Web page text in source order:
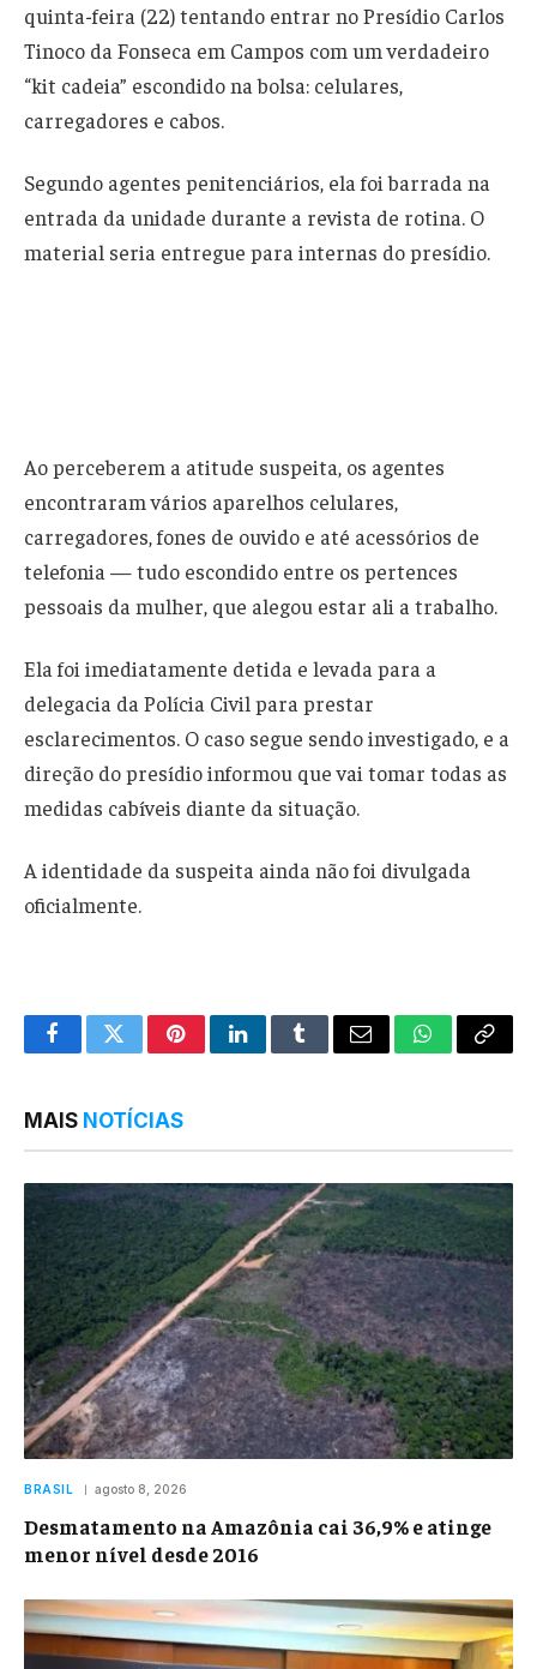
quinta-feira (22) tentando entrar no Presídio Carlos
Tinoco da Fonseca em Campos com um verdadeiro
“kit cadeia” escondido na bolsa: celulares,
carregadores e cabos.
Segundo agentes penitenciários, ela foi barrada na
entrada da unidade durante a revista de rotina. O
material seria entregue para internas do presídio.
Ao perceberem a atitude suspeita, os agentes
encontraram vários aparelhos celulares,
carregadores, fones de ouvido e até acessórios de
telefonia — tudo escondido entre os pertences
pessoais da mulher, que alegou estar ali a trabalho.
Ela foi imediatamente detida e levada para a
delegacia da Polícia Civil para prestar
esclarecimentos. O caso segue sendo investigado, e a
direção do presídio informou que vai tomar todas as
medidas cabíveis diante da situação.
A identidade da suspeita ainda não foi divulgada
oficialmente.
FacebookTwitterPinterestLinkedInTumblrEmail WhatsApp
Copy
MAIS NOTÍCIAS
BRASIL agosto 8, 2026
Desmatamento na Amazônia cai 36,9% e atinge
menor nível desde 2016